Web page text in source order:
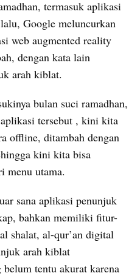
termasuk aplikasi
Google meluncurkan
web augmented reality
dengan kata lain
arah kiblat.
bulan suci ramadhan,
tersebut , kini kita
offline, ditambah dengan
kini kita bisa
menu utama.
sana aplikasi penunjuk
bahkan memiliki fitur-
shalat, al-qur’an digital
arah kiblat
belum tentu akurat karena